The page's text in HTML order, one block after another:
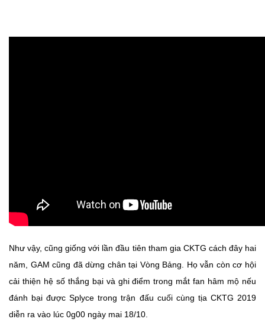
Như vậy, cũng giống với lần đầu tiên tham gia CKTG cách đây hai
năm, GAM cũng đã dừng chân tại Vòng Bảng. Họ vẫn còn cơ hội
cải thiện hệ số thắng bại và ghi điểm trong mắt fan hâm mộ nếu
đánh bại được Splyce trong trận đấu cuối cùng tịa CKTG 2019
diễn ra vào lúc 0g00 ngày mai 18/10.